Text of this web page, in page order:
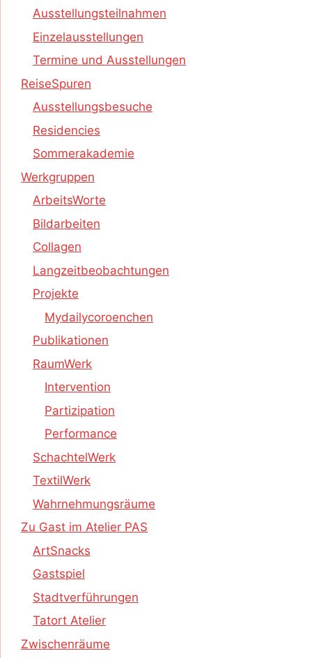
Ausstellungsteilnahmen
Einzelausstellungen
Termine und Ausstellungen
ReiseSpuren
Ausstellungsbesuche
Residencies
Sommerakademie
Werkgruppen
ArbeitsWorte
Bildarbeiten
Collagen
Langzeitbeobachtungen
Projekte
Mydailycoroenchen
Publikationen
RaumWerk
Intervention
Partizipation
Performance
SchachtelWerk
TextilWerk
Wahrnehmungsräume
Zu Gast im Atelier PAS
ArtSnacks
Gastspiel
Stadtverführungen
Tatort Atelier
Zwischenräume